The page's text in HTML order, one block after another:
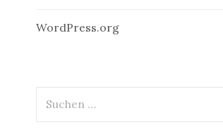
WordPress.org
nach: